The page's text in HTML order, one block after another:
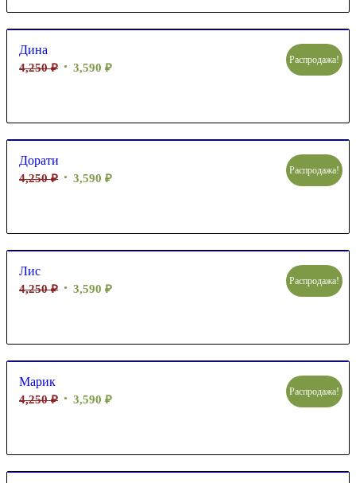
Дина
4,250₽ 3,590 ₽
Распродажа!
Дорати
4,250₽ 3,590 ₽
Распродажа!
Лис
4,250₽ 3,590 ₽
Распродажа!
Марик
4,250₽ 3,590 ₽
Распродажа!